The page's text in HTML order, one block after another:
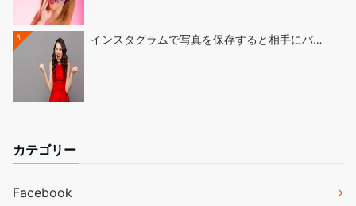
5 インスタグラムで写真を保存すると相手にバ…
カテゴリー
Facebook